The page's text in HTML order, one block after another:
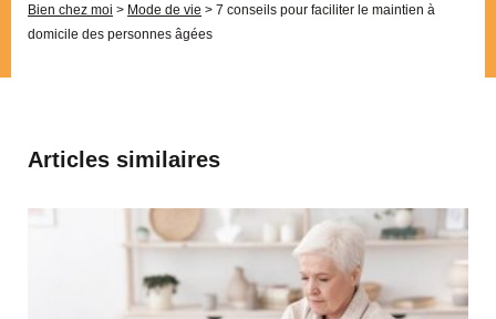
Bien chez moi > Mode de vie > 7 conseils pour faciliter le maintien à
domicile des personnes âgées
Articles similaires